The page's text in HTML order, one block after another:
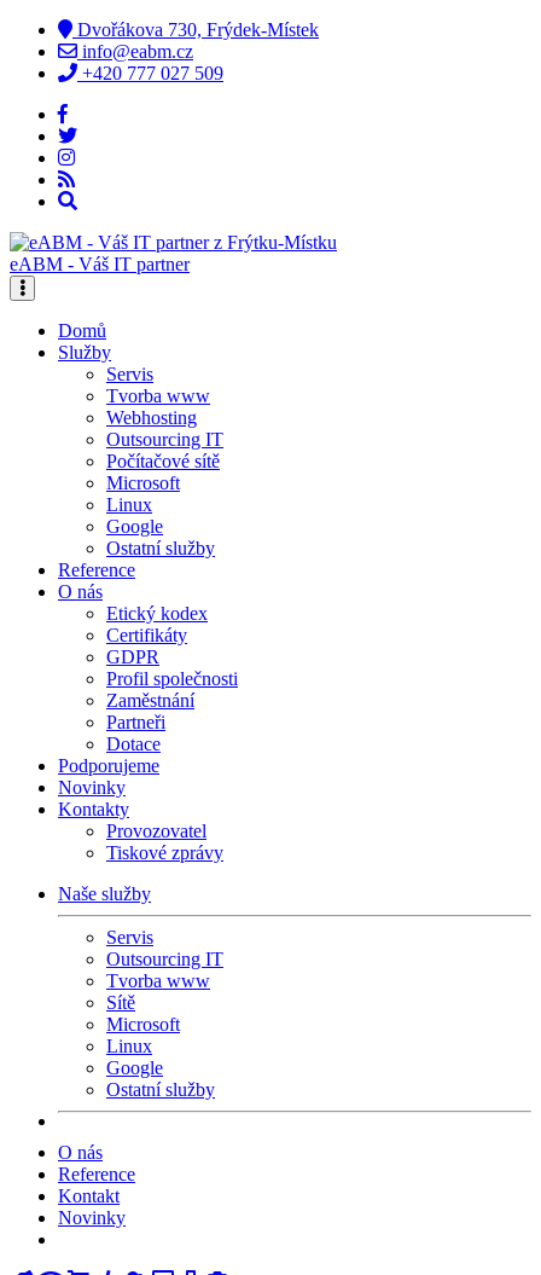
Dvořákova 730, Frýdek-Místek
info@eabm.cz
+420 777 027 509
eABM - Váš IT partner
Domů
Služby
Servis
Tvorba www
Webhosting
Outsourcing IT
Počítačové sítě
Microsoft
Linux
Google
Ostatní služby
Reference
O nás
Etický kodex
Certifikáty
GDPR
Profil společnosti
Zaměstnání
Partneři
Dotace
Podporujeme
Novinky
Kontakty
Provozovatel
Tiskové zprávy
Naše služby
Servis
Outsourcing IT
Tvorba www
Sítě
Microsoft
Linux
Google
Ostatní služby
O nás
Reference
Kontakt
Novinky